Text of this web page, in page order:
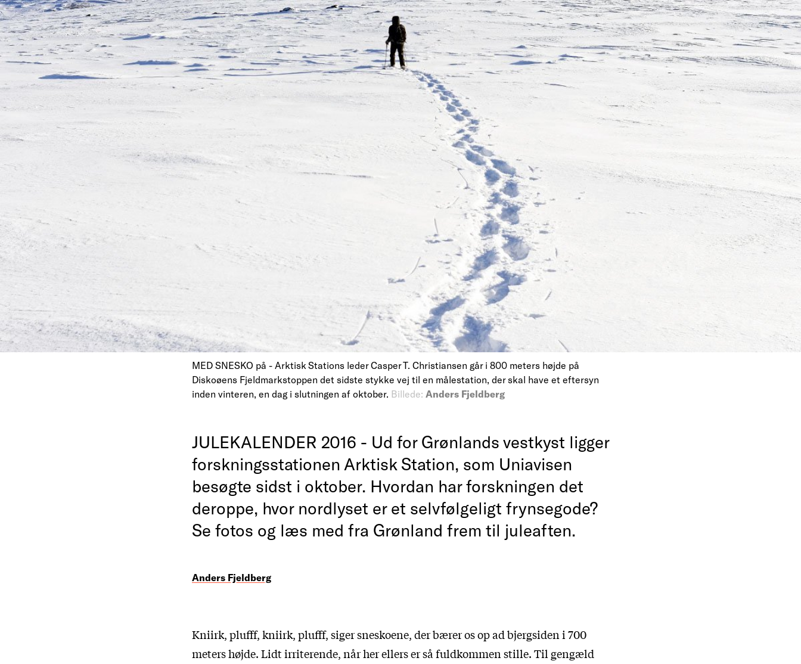
MED SNESKO på - Arktisk Stations leder Casper T. Christiansen går i 800 meters højde på
Diskoøens Fjeldmarkstoppen det sidste stykke vej til en målestation, der skal have et eftersyn
inden vinteren, en dag i slutningen af oktober. Billede: Anders Fjeldberg
JULEKALENDER 2016 - Ud for Grønlands vestkyst ligger
forskningsstationen Arktisk Station, som Uniavisen
besøgte sidst i oktober. Hvordan har forskningen det
deroppe, hvor nordlyset er et selvfølgeligt frynsegode?
Se fotos og læs med fra Grønland frem til juleaften.
Anders Fjeldberg
Kniirk, plufff, kniirk, plufff, siger sneskoene, der bærer os op ad bjergsiden i 700
meters højde. Lidt irriterende, når her ellers er så fuldkommen stille. Til gengæld